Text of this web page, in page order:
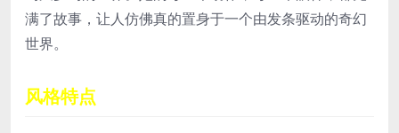
满了故事，让人仿佛真的置身于一个由发条驱动的奇幻
世界。
风格特点